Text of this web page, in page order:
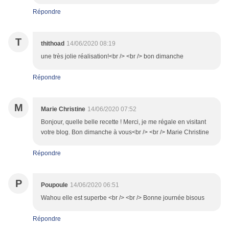
Répondre
T thithoad 14/06/2020 08:19
une très jolie réalisation!<br /> <br /> bon dimanche
Répondre
M Marie Christine 14/06/2020 07:52
Bonjour, quelle belle recette ! Merci, je me régale en visitant
votre blog. Bon dimanche à vous<br /> <br /> Marie Christine
Répondre
P Poupoule 14/06/2020 06:51
Wahou elle est superbe <br /> <br /> Bonne journée bisous
Répondre